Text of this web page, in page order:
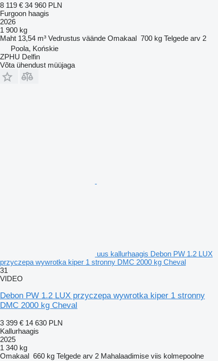
8 119 € 34 960 PLN
Furgoon haagis
2026
1 900 kg
Maht 13,54 m³ Vedrustus väände Omakaal 700 kg Telgede arv 2
Poola, Końskie
ZPHU Delfin
Võta ühendust müüjaga
uus kallurhaagis Debon PW 1.2 LUX
przyczepa wywrotka kiper 1 stronny DMC 2000 kg Cheval
31
VIDEO
Debon PW 1.2 LUX przyczepa wywrotka kiper 1 stronny
DMC 2000 kg Cheval
3 399 € 14 630 PLN
Kallurhaagis
2025
1 340 kg
Omakaal 660 kg Telgede arv 2 Mahalaadimise viis kolmepoolne